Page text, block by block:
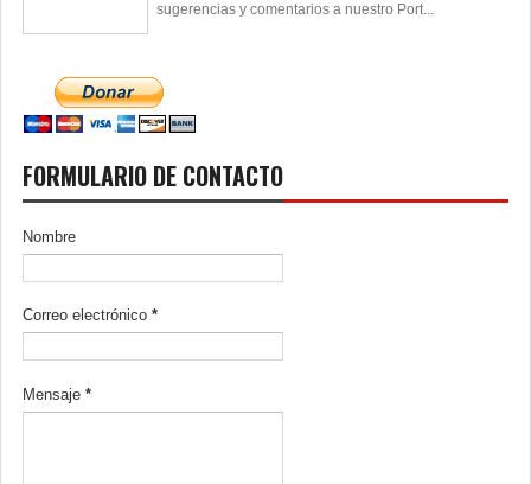
sugerencias y comentarios a nuestro Port...
FORMULARIO DE CONTACTO
Nombre
Correo electrónico *
Mensaje *